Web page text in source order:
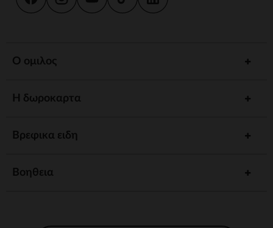
Ο ομιλος
Η δωροκαρτα
Βρεφικα ειδη
Βοηθεια